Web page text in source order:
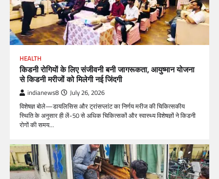
HEALTH
किडनी रोगियों के लिए संजीवनी बनी जागरूकता, आयुष्मान योजना
से किडनी मरीजों को मिलेगी नई जिंदगी
indianews8 July 26, 2026
विशेषज्ञ बोले—डायलिसिस और ट्रांसप्लांट का निर्णय मरीज की चिकित्सकीय
स्थिति के अनुसार ही लें-50 से अधिक चिकित्सकों और स्वास्थ्य विशेषज्ञों ने किडनी
रोगों की समय…